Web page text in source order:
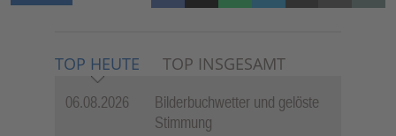
TOP HEUTE TOP INSGESAMT
06.08.2026
Bilderbuchwetter und gelöste
Stimmung